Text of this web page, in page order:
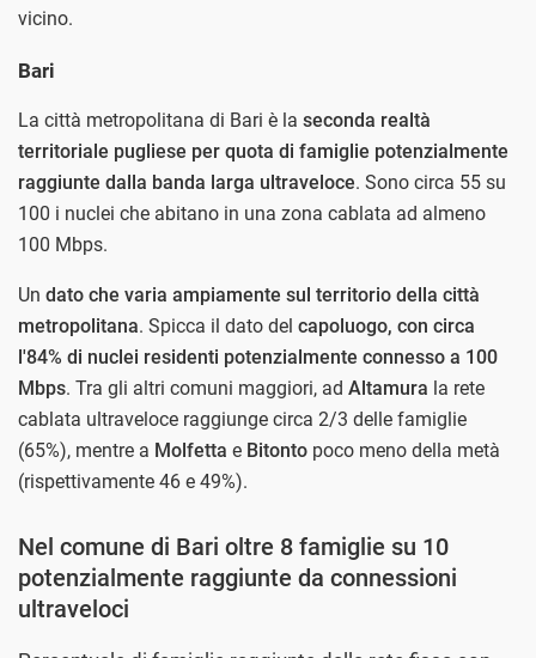
vicino.
Bari
La città metropolitana di Bari è la seconda realtà
territoriale pugliese per quota di famiglie potenzialmente
raggiunte dalla banda larga ultraveloce. Sono circa 55 su
100 i nuclei che abitano in una zona cablata ad almeno
100 Mbps.
Un dato che varia ampiamente sul territorio della città
metropolitana. Spicca il dato del capoluogo, con circa
l'84% di nuclei residenti potenzialmente connesso a 100
Mbps. Tra gli altri comuni maggiori, ad Altamura la rete
cablata ultraveloce raggiunge circa 2/3 delle famiglie
(65%), mentre a Molfetta e Bitonto poco meno della metà
(rispettivamente 46 e 49%).
Nel comune di Bari oltre 8 famiglie su 10
potenzialmente raggiunte da connessioni
ultraveloci